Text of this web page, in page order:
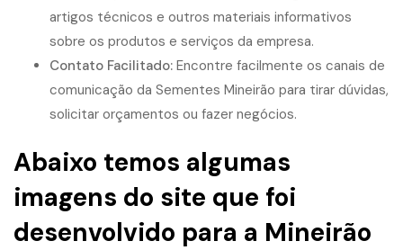
artigos técnicos e outros materiais informativos
sobre os produtos e serviços da empresa.
Contato Facilitado: Encontre facilmente os canais de
comunicação da Sementes Mineirão para tirar dúvidas,
solicitar orçamentos ou fazer negócios.
Abaixo temos algumas
imagens do site que foi
desenvolvido para a Mineirão